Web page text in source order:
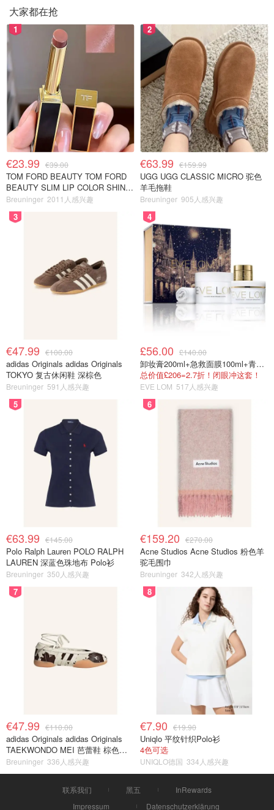
大家都在抢
1
€23.99 €39.00
TOM FORD BEAUTY TOM FORD
BEAUTY SLIM LIP COLOR SHINE
口红 open back色
Breuninger 2011人感兴趣
2
€63.99 €159.99
UGG UGG CLASSIC MICRO 驼色
羊毛拖鞋
Breuninger 905人感兴趣
3
€47.99 €100.00
adidas Originals adidas Originals
TOKYO 复古休闲鞋 深棕色
Breuninger 591人感兴趣
4
£56.00 £140.00
卸妆膏200ml+急救面膜100ml+青春面霜15ml
总价值£206=2.7折！闭眼冲这套！
EVE LOM 517人感兴趣
5
€63.99 €145.00
Polo Ralph Lauren POLO RALPH
LAUREN 深蓝色珠地布 Polo衫
Breuninger 350人感兴趣
6
€159.20 €270.00
Acne Studios Acne Studios 粉色羊
驼毛围巾
Breuninger 342人感兴趣
7
€47.99 €110.00
adidas Originals adidas Originals
TAEKWONDO MEI 芭蕾鞋 棕色米
色
Breuninger 336人感兴趣
8
€7.90 €19.90
Uniqlo 平纹针织Polo衫
4色可选
UNIQLO德国 334人感兴趣
联系我们 黑五
InRewards
Impressum
Datenschutzerklärung